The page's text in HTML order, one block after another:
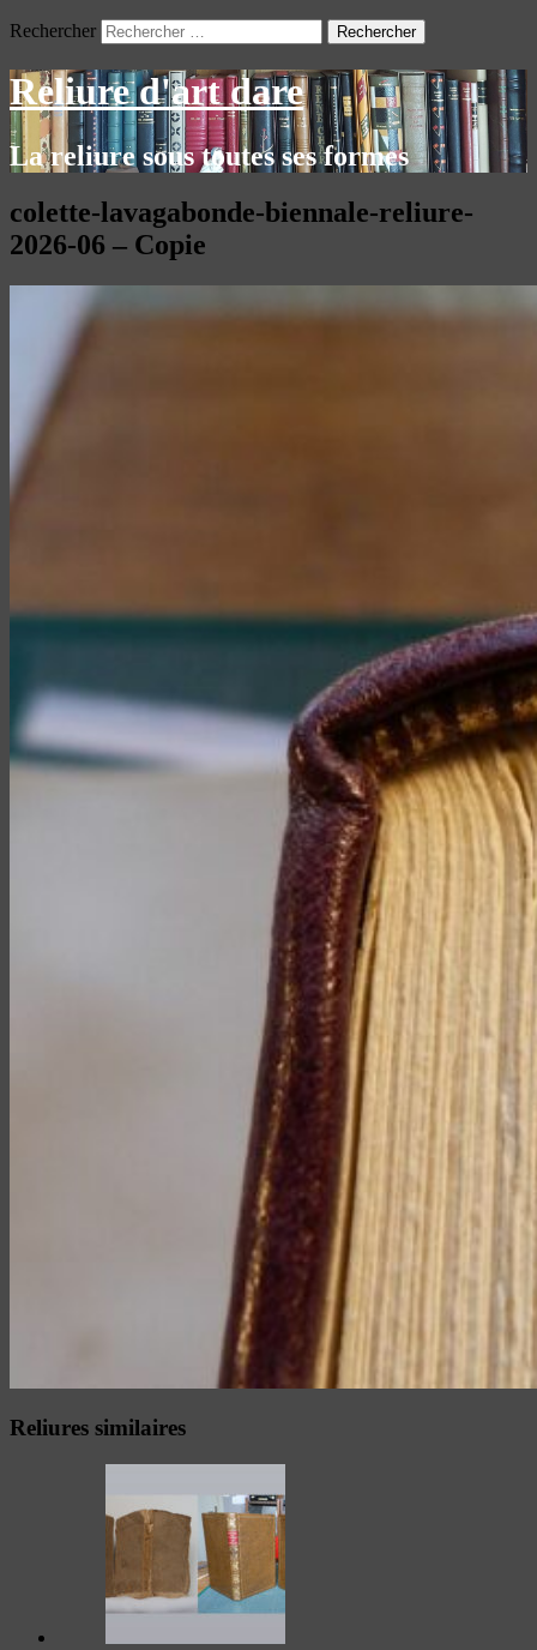
Rechercher
Reliure d'art dare
La reliure sous toutes ses formes
colette-lavagabonde-biennale-reliure-
2026-06 – Copie
Reliures similaires